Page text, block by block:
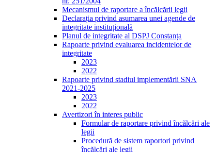
Mecanismul de raportare a încălcării legii
Declarația privind asumarea unei agende de
integritate instituțională
Planul de integritate al DSPJ Constanța
Rapoarte privind evaluarea incidentelor de
integritate
2023
2022
Rapoarte privind stadiul implementării SNA
2021-2025
2023
2022
Avertizori în interes public
Formular de raportare privind încălcări ale
legii
Procedură de sistem raportori privind
încălcări ale legii